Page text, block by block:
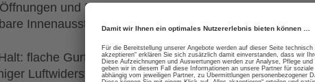
und Fliegengitter, herausnehmbare,
Innenausstattung aus recyceltem Material
flache Gurtbänder mit flachem Y-Verteiler
Luftwiderstand